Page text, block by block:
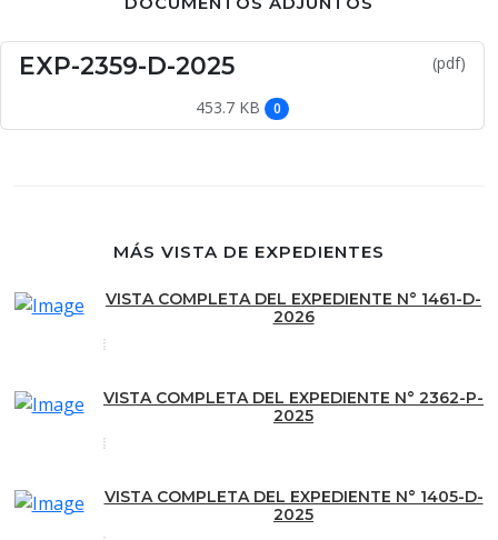
EXP-2359-D-2025 (pdf)
453.7 KB 0
MÁS VISTA DE EXPEDIENTES
VISTA COMPLETA DEL EXPEDIENTE N° 1461-D-
2026
VISTA COMPLETA DEL EXPEDIENTE N° 2362-P-
2025
VISTA COMPLETA DEL EXPEDIENTE N° 1405-D-
2025